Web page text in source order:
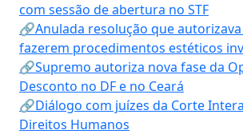
com sessão de abertura no STF
🔗Anulada resolução que
fazerem procedimentos estéticos
🔗Supremo autoriza nova fase da
Desconto no DF e no Ceará
🔗Diálogo com juízes da Corte
Direitos Humanos